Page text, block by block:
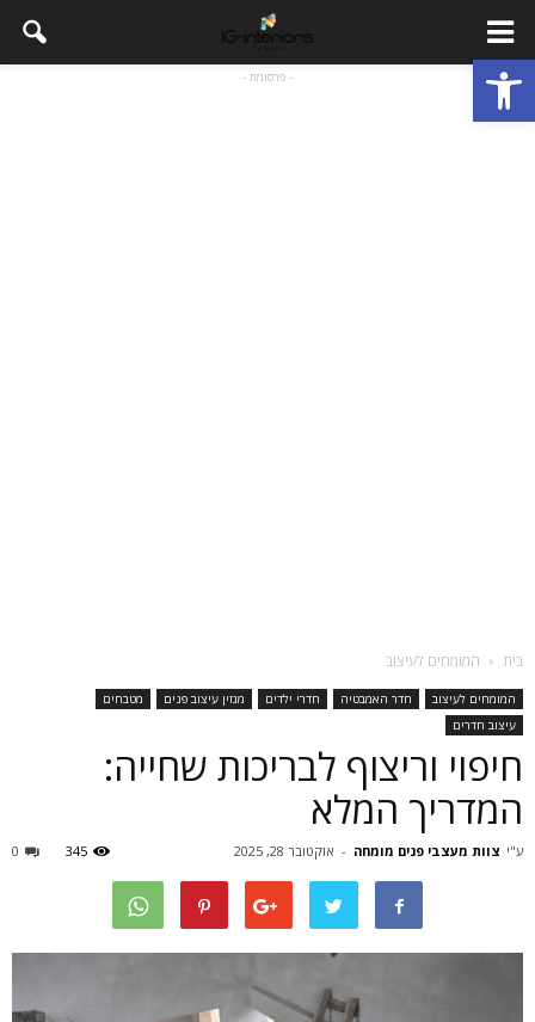
פתח סרגל נגישות - פרסומת -
בית המומחים לעיצוב
המומחים לעיצוב חדר האמבטיה חדרי ילדים מגזין עיצוב פנים
מטבחים
עיצוב חדרים
חיפוי וריצוף לבריכות שחייה:
המדריך המלא
ע"י צוות מעצבי פנים מומחה - אוקטובר 28, 2025 0 345